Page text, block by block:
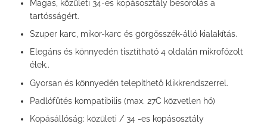
Magas, közületi 34-es kopásosztály besorolás a
tartósságért.
Szuper karc, mikor-karc és görgősszék-álló kialakítás.
Elegáns és könnyedén tisztítható 4 oldalán mikrofózolt
élek..
Gyorsan és könnyedén telepíthető klikkrendszerrel.
Padlófűtés kompatibilis (max. 27C közvetlen hő)
Kopásállóság: közületi / 34 -es kopásosztály